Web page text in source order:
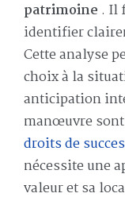
patrimoine . Il
identifier
Cette analyse
choix à la
anticipation
manœuvre
droits de
nécessite une
valeur et sa